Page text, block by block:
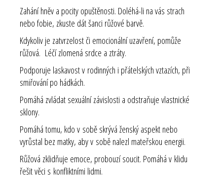
Zahání hněv a pocity opuštěnosti. Doléhá-li na vás strach
nebo fobie, zkuste dát šanci růžové barvě.
Kdykoliv je zatvrzelost či emocionální uzavření, pomůže
růžová. Léčí zlomená srdce a ztráty.
Podporuje laskavost v rodinných i přátelských vztazích, při
smiřování po hádkách.
Pomáhá zvládat sexuální závislosti a odstraňuje vlastnické
sklony.
Pomáhá tomu, kdo v sobě skrývá ženský aspekt nebo
vyrůstal bez matky, aby v sobě nalezl mateřskou energii.
Růžová zklidňuje emoce, probouzí soucit. Pomáhá v klidu
řešit věci s konfliktními lidmi.